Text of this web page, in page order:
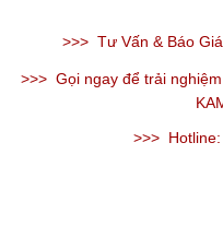
>>> Tư Vấn & Báo
>>> Gọi ngay để trải
>>> Hotline: